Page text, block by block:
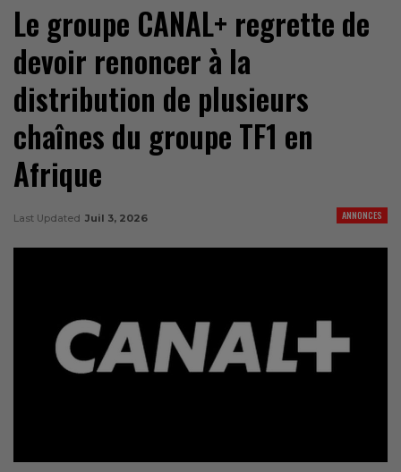
Le groupe CANAL+ regrette de
devoir renoncer à la
distribution de plusieurs
chaînes du groupe TF1 en
Afrique
ANNONCES
Last Updated Juil 3, 2026